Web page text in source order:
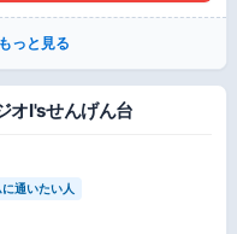
っと見る
オI'sせんげん台
通いたい人